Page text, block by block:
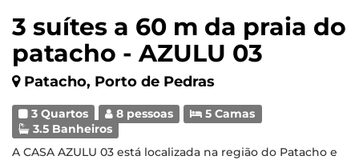
3 suítes a 60 m da praia do
patacho - AZULU 03
Patacho, Porto de Pedras
3 Quartos 8 pessoas
5 Camas
3.5 Banheiros
A CASA AZULU 03 está localizada na região do Patacho e